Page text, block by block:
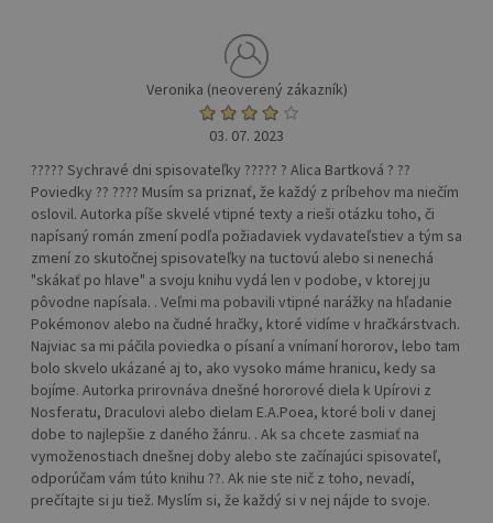
Veronika (neoverený zákazník)
03. 07. 2023
????? Sychravé dni spisovateľky ????? ? Alica Bartková ? ??
Poviedky ?? ???? Musím sa priznať, že každý z príbehov ma niečím
oslovil. Autorka píše skvelé vtipné texty a rieši otázku toho, či
napísaný román zmení podľa požiadaviek vydavateľstiev a tým sa
zmení zo skutočnej spisovateľky na tuctovú alebo si nenechá
"skákať po hlave" a svoju knihu vydá len v podobe, v ktorej ju
pôvodne napísala. . Veľmi ma pobavili vtipné narážky na hľadanie
Pokémonov alebo na čudné hračky, ktoré vidíme v hračkárstvach.
Najviac sa mi páčila poviedka o písaní a vnímaní hororov, lebo tam
bolo skvelo ukázané aj to, ako vysoko máme hranicu, kedy sa
bojíme. Autorka prirovnáva dnešné hororové diela k Upírovi z
Nosferatu, Draculovi alebo dielam E.A.Poea, ktoré boli v danej
dobe to najlepšie z daného žánru. . Ak sa chcete zasmiať na
vymoženostiach dnešnej doby alebo ste začínajúci spisovateľ,
odporúčam vám túto knihu ??. Ak nie ste nič z toho, nevadí,
prečítajte si ju tiež. Myslím si, že každý si v nej nájde to svoje.